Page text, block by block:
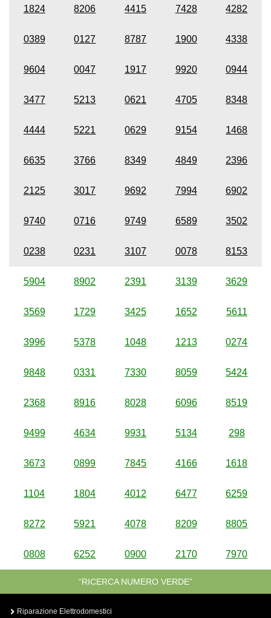
1824 8206 4415 7428 4282
0389 0127 8787 1900 4338
9604 0047 1917 9920 0944
3477 5213 0621 4705 8348
4444 5221 0629 9154 1468
6635 3766 8349 4849 2396
2125 3017 9692 7994 6902
9740 0716 9749 6589 3502
0238 0231 3107 0078 8153
5904 8902 2391 3139 3629
3569 1729 3425 1652 5611
3996 5378 1048 1213 0274
9848 0331 7330 8059 5424
2368 8916 8028 6096 8519
9499 4634 9931 5134 298
3673 0899 7845 4166 1618
1104 1804 4012 6477 6259
8272 5921 4078 8209 8805
0808 6252 0900 2170 7970
“RICERCA NUMERO VERDE”
Riparazione Elettrodomestici